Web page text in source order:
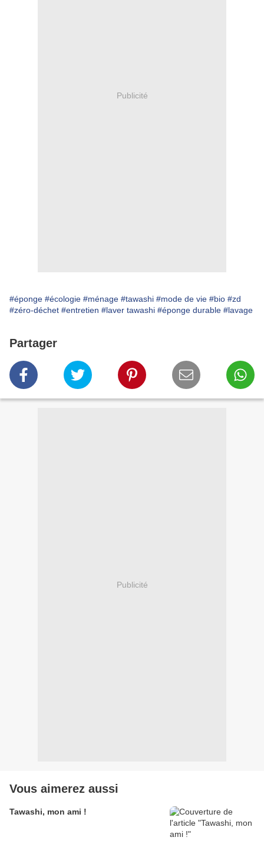
Publicité
#éponge #écologie #ménage #tawashi #mode de vie #bio #zd
#zéro-déchet #entretien #laver tawashi #éponge durable #lavage
Partager
Publicité
Vous aimerez aussi
Tawashi, mon ami !